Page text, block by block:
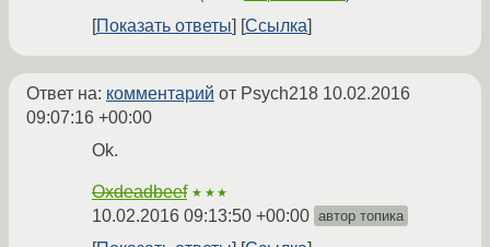
Показать ответы Ссылка
Ответ на: комментарий от Psych218 10.02.2016
09:07:16 +00:00
Ok.
Oxdeadbeef ★★★
10.02.2016 09:13:50 +00:00 автор топика